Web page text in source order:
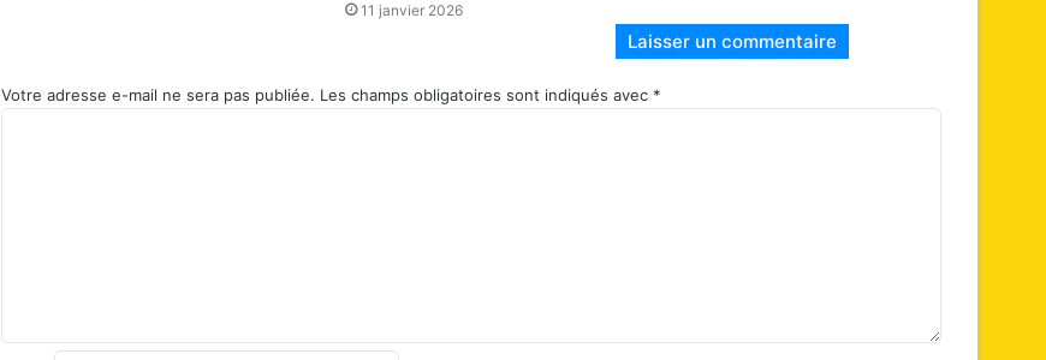
11 janvier 2026
Laisser un commentaire
Votre adresse e-mail ne sera pas publiée. Les champs obligatoires sont indiqués avec *
r